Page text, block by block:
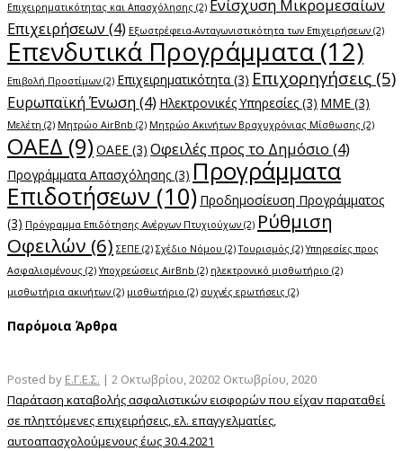
Επιχειρηματικότητας και Απασχόλησης (2) Ενίσχυση Μικρομεσαίων
Επιχειρήσεων (4) Εξωστρέφεια-Ανταγωνιστικότητα των Επιχειρήσεων (2)
Επενδυτικά Προγράμματα (12)
Επιβολή Προστίμων (2) Επιχειρηματικότητα (3) Επιχορηγήσεις (5)
Ευρωπαϊκή Ένωση(4) Ηλεκτρονικές Υπηρεσίες (3) ΜΜΕ (3)
Μελέτη (2) Μητρώο AirBnb (2) Μητρώο Ακινήτων Βραχυχρόνιας Μίσθωσης (2)
ΟΑΕΔ (9) ΟΑΕΕ (3) Οφειλές προς το Δημόσιο (4)
Προγράμματα Απασχόλησης (3) Προγράμματα
Επιδοτήσεων (10) Προδημοσίευση Προγράμματος
(3) Πρόγραμμα Επιδότησης Ανέργων Πτυχιούχων (2) Ρύθμιση
Οφειλών (6) ΣΕΠΕ (2) Σχέδιο Νόμου (2) Τουρισμός (2) Υπηρεσίες προς
Ασφαλισμένους (2) Υποχρεώσεις AirBnb (2) ηλεκτρονικό μισθωτήριο (2)
μισθωτήρια ακινήτων (2) μισθωτήριο (2) συχνές ερωτήσεις (2)
Παρόμοια Άρθρα
Posted by Ε.Γ.Ε.Σ. | 2 Οκτωβρίου, 20202 Οκτωβρίου, 2020
Παράταση καταβολής ασφαλιστικών εισφορών που είχαν παραταθεί
σε πληττόμενες επιχειρήσεις, ελ. επαγγελματίες,
αυτοαπασχολούμενους έως 30.4.2021